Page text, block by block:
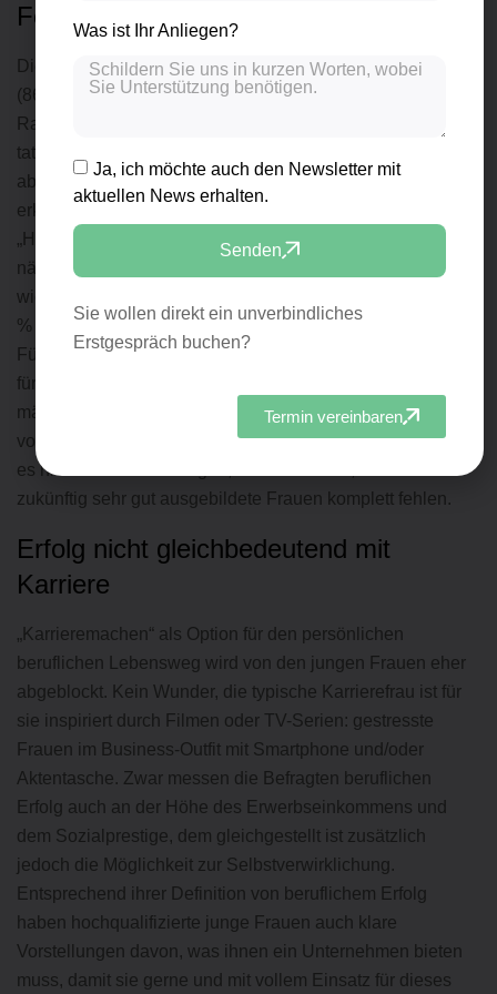
Fehlende Vorbilder
Die weitaus überwiegende Mehrheit der jungen Frauen
(86%) würde Karriere und Familie, sofern die
Rahmenbedingungen passen, gerne verbinden. Ohne die
tatkräftige Unterstützung des Partners erachten sie das
aber als nahezu unmöglich, weil sie starke Defizite
erkennen.
„High Potentials“ anzusetzen. 94 % der Befragten sind
nämlich der Meinung, dass beruflich erfolgreiche Frauen
wichtige Vorbilder für junge Frauen in Ausbildung sind. 83
% sind überzeugt, dass sich mehr junge Frauen eine
Führungsrolle zutrauen würden, wenn es mehr Beispiele
für Frauen im Top Management gäbe. Besonders in
männerdominierten technischen Branchen ist das Fehlen
von Role-Models besonders deutlich zu beobachten. Gibt
es nicht rasch Änderungen, könnte es sein, dass hier
zukünftig sehr gut ausgebildete Frauen komplett fehlen.
Erfolg nicht gleichbedeutend mit
Karriere
„Karrieremachen“ als Option für den persönlichen
beruflichen Lebensweg wird von den jungen Frauen eher
abgeblockt. Kein Wunder, die typische Karrierefrau ist für
sie inspiriert durch Filmen oder TV-Serien: gestresste
Frauen im Business-Outfit mit Smartphone und/oder
Aktentasche. Zwar messen die Befragten beruflichen
Erfolg auch an der Höhe des Erwerbseinkommens und
dem Sozialprestige, dem gleichgestellt ist zusätzlich
jedoch die Möglichkeit zur Selbstverwirklichung.
Entsprechend ihrer Definition von beruflichem Erfolg
haben hochqualifizierte junge Frauen auch klare
Vorstellungen davon, was ihnen ein Unternehmen bieten
muss, damit sie gerne und mit vollem Einsatz für dieses
Was ist Ihr Anliegen?
Ja, ich möchte auch den Newsletter mit
aktuellen News erhalten.
Senden
Sie wollen direkt ein unverbindliches
Erstgespräch buchen?
Termin vereinbaren